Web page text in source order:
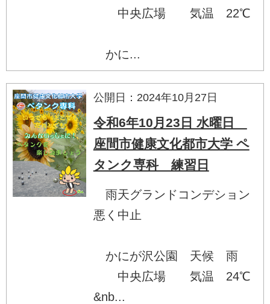
中央広場 気温 22℃
かに...
公開日：2024年10月27日
令和6年10月23日 水曜日
座間市健康文化都市大学 ペ
タンク専科 練習日
雨天グランドコンデション
悪く中止
かにが沢公園 天候 雨
中央広場 気温 24℃
&nb...